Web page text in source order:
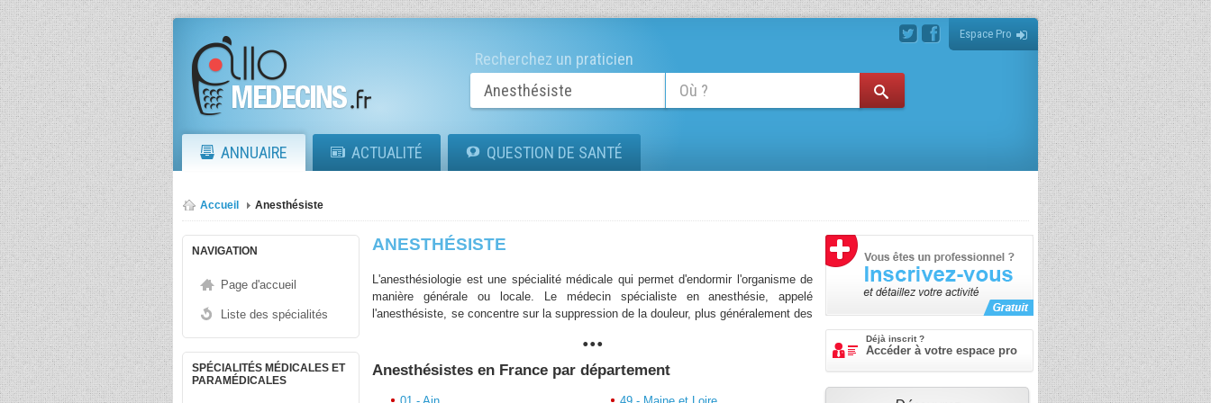
Espace Pro
Recherchez un praticien
ANNUAIRE ACTUALITÉ QUESTION DE SANTÉ
Accueil Anesthésiste
NAVIGATION
Page d'accueil
Liste des spécialités
SPÉCIALITÉS MÉDICALES ET
PARAMÉDICALES
ANESTHÉSISTE
L'anesthésiologie est une spécialité médicale qui permet d'endormir l'organisme de
manière générale ou locale. Le médecin spécialiste en anesthésie, appelé
l'anesthésiste, se concentre sur la suppression de la douleur, plus généralement des
L'anesthésiste est en fait un professionnel de la santé qui se charge de
l'administration de la solution anesthésique avant une intervention chirurgicale. Le
...
Anesthésistes en France par département
Déjà inscrit ?
Accéder à votre espace pro